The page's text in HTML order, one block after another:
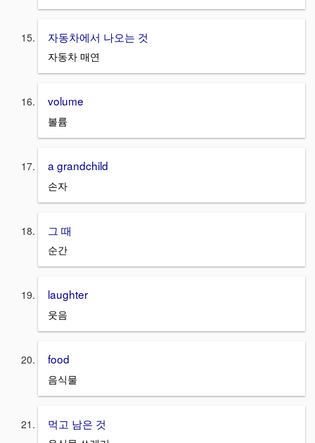
자동차에서 나오는 것
자동차 매연
volume
볼륨
a grandchild
손자
그 때
순간
laughter
웃음
food
음식물
먹고 남은 것